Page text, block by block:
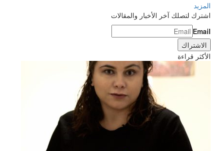
المزيد
اشترك لتصلك آخر الأخبار والمقالات
Email
الأكثر قراءة